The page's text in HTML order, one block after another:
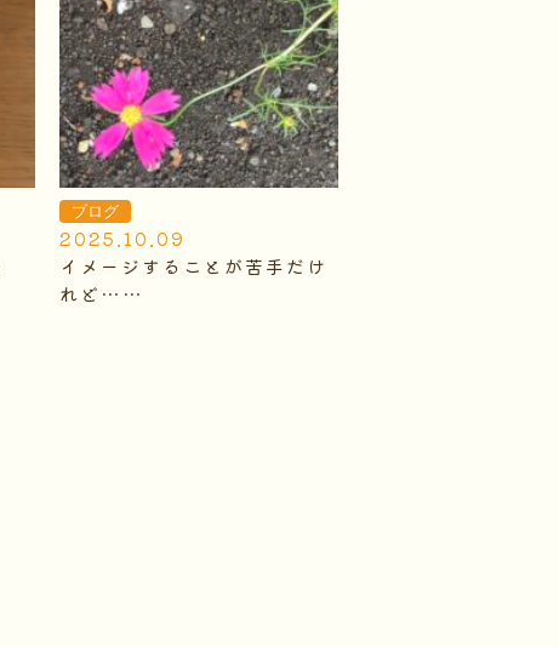
ブログ
2025.10.09
イメージすることが苦手だけ
れど……